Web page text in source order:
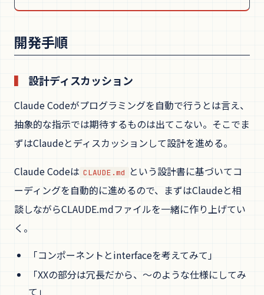
開発手順
設計ディスカッション
Claude Codeがプログラミングを自動で行うとは言え、
抽象的な指示では期待するものは出てこない。そこでま
ずはClaudeとディスカッションして設計を進める。
Claude Codeは CLAUDE.md
という設計書に基づいてコ
ーディングを自動的に進めるので、まずはClaudeと相
談しながらCLAUDE.mdファイルを一緒に作り上げてい
く。
「コンポーネントとinterfaceを考えてみて」
「XXの部分は冗長だから、〜のような仕様にしてみ
て」